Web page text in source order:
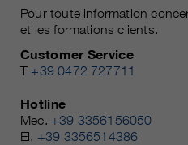
Pour toute information
et les formations clients.
Customer Service
T +39 0472 727711
Hotline
Mec. +39 3356156050
El. +39 3356514386